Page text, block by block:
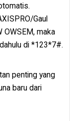
Gaul
OWSEM, maka
di *123*7#.
penting yang
baru dari